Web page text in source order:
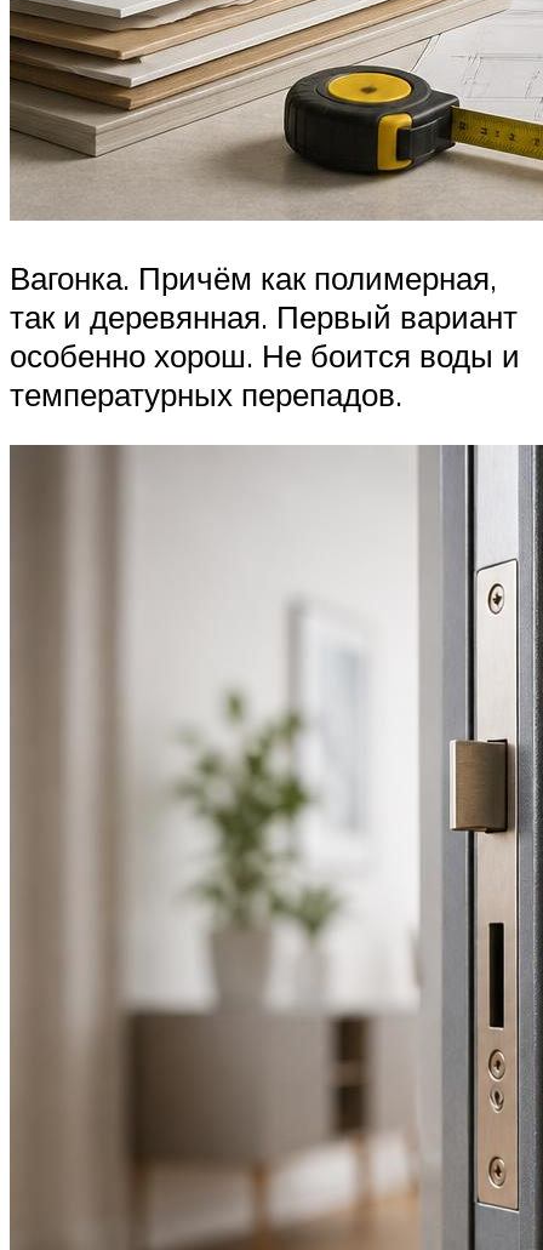
Вагонка. Причём как полимерная,
так и деревянная. Первый вариант
особенно хорош. Не боится воды и
температурных перепадов.